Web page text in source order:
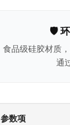
🛡
食品级硅胶材质
通
参数项